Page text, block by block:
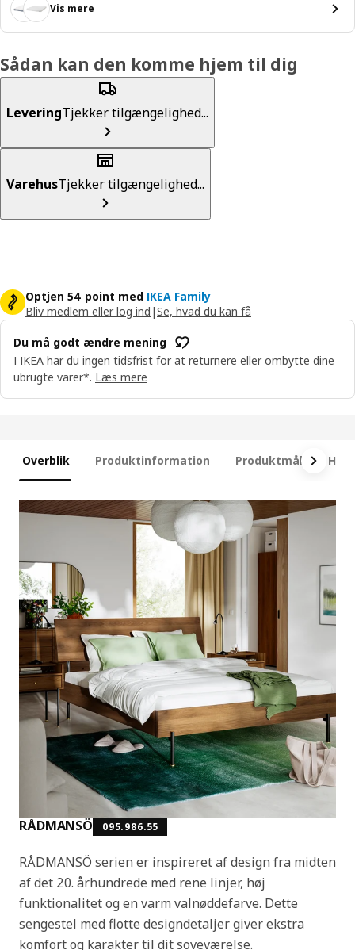
Vis mere
Sådan kan den komme hjem til dig
LeveringTjekker tilgængelighed...
VarehusTjekker tilgængelighed...
Optjen 54 point med IKEA Family
Bliv medlem eller log ind |Se, hvad du kan få
Du må godt ændre mening
I IKEA har du ingen tidsfrist for at returnere eller ombytte dine
ubrugte varer*. Læs mere
Overblik Produktinformation Produktmål
RÅDMANSÖ 095.986.55
RÅDMANSÖ serien er inspireret af design fra midten
af det 20. århundrede med rene linjer, høj
funktionalitet og en varm valnøddefarve. Dette
sengestel med flotte designdetaljer giver ekstra
komfort og karakter til dit soveværelse.